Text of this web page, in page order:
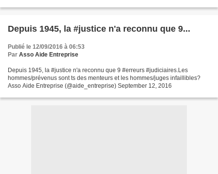
Depuis 1945, la #justice n'a reconnu que 9...
Publié le 12/09/2016 à 06:53
Par Asso Aide Entreprise
Depuis 1945, la #justice n'a reconnu que 9 #erreurs #judiciaires.Les
hommes/prévenus sont ts des menteurs et les hommes/juges infaillibles?
Asso Aide Entreprise (@aide_entreprise) September 12, 2016